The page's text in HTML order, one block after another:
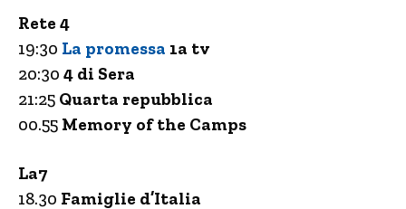
Rete 4
19:30 La promessa 1a tv
20:30 4 di Sera
21:25 Quarta repubblica
00.55 Memory of the Camps
La7
18.30 Famiglie d’Italia